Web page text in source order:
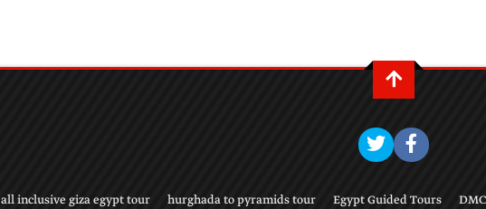
Egypt Guided Tours
hurghada to pyramids tour
all inclusive giza egypt tour